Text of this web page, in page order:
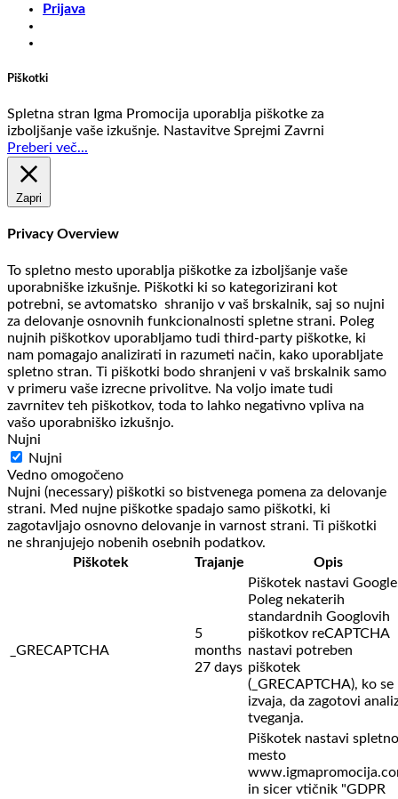
Prijava
Piškotki
Spletna stran Igma Promocija uporablja piškotke za
izboljšanje vaše izkušnje. Nastavitve Sprejmi Zavrni
Preberi več...
Zapri
Privacy Overview
To spletno mesto uporablja piškotke za izboljšanje vaše
uporabniške izkušnje. Piškotki ki so kategorizirani kot
potrebni, se avtomatsko shranijo v vaš brskalnik, saj so nujni
za delovanje osnovnih funkcionalnosti spletne strani. Poleg
nujnih piškotkov uporabljamo tudi third-party piškotke, ki
nam pomagajo analizirati in razumeti način, kako uporabljate
spletno stran. Ti piškotki bodo shranjeni v vaš brskalnik samo
v primeru vaše izrecne privolitve. Na voljo imate tudi
zavrnitev teh piškotkov, toda to lahko negativno vpliva na
vašo uporabniško izkušnjo.
Nujni
Nujni
Vedno omogočeno
Nujni (necessary) piškotki so bistvenega pomena za delovanje
strani. Med nujne piškotke spadajo samo piškotki, ki
zagotavljajo osnovno delovanje in varnost strani. Ti piškotki
ne shranjujejo nobenih osebnih podatkov.
Piškotek
Trajanje Opis
_GRECAPTCHA
5
months
27 days
Piškotek nastavi
Poleg nekaterih
standardnih Googlovih
piškotkov reCAPTCHA
nastavi potreben
piškotek
(_GRECAPTCHA), ko se
izvaja, da zagotovi
tveganja.
Piškotek nastavi spletno
mesto
in sicer vtičnik "GDPR